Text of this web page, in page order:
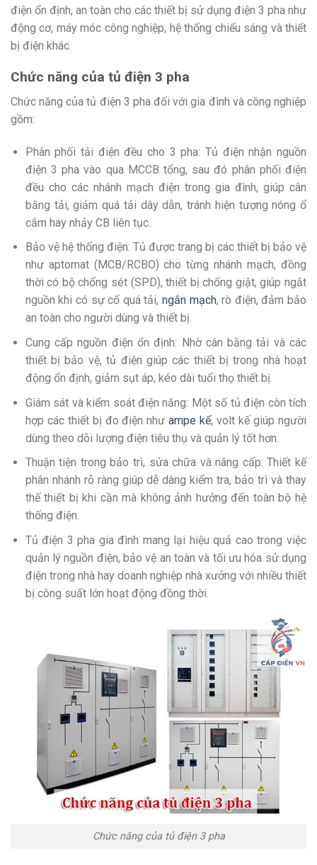
điện ổn định, an toàn cho các thiết bị sử dụng điện 3 pha như
động cơ, máy móc công nghiệp, hệ thống chiếu sáng và thiết
bị điện khác.
Chức năng của tủ điện 3 pha
Chức năng của tủ điện 3 pha đối với gia đình và công nghiệp
gồm:
Phân phối tải điện đều cho 3 pha: Tủ điện nhận nguồn
điện 3 pha vào qua MCCB tổng, sau đó phân phối điện
đều cho các nhánh mạch điện trong gia đình, giúp cân
bằng tải, giảm quá tải dây dẫn, tránh hiện tượng nóng ổ
cắm hay nhảy CB liên tục.
Bảo vệ hệ thống điện: Tủ được trang bị các thiết bị bảo vệ
như aptomat (MCB/RCBO) cho từng nhánh mạch, đồng
thời có bộ chống sét (SPD), thiết bị chống giật, giúp ngắt
nguồn khi có sự cố quá tải, ngắn mạch, rò điện, đảm bảo
an toàn cho người dùng và thiết bị.
Cung cấp nguồn điện ổn định: Nhờ cân bằng tải và các
thiết bị bảo vệ, tủ điện giúp các thiết bị trong nhà hoạt
động ổn định, giảm sụt áp, kéo dài tuổi thọ thiết bị.
Giám sát và kiểm soát điện năng: Một số tủ điện còn tích
hợp các thiết bị đo điện nhưampe kế, volt kế giúp người
dùng theo dõi lượng điện tiêu thụ và quản lý tốt hơn.
Thuận tiện trong bảo trì, sửa chữa và nâng cấp: Thiết kế
phân nhánh rõ ràng giúp dễ dàng kiểm tra, bảo trì và thay
thế thiết bị khi cần mà không ảnh hưởng đến toàn bộ hệ
thống điện.
Tủ điện 3 pha gia đình mang lại hiệu quả cao trong việc
quản lý nguồn điện, bảo vệ an toàn và tối ưu hóa sử dụng
điện trong nhà hay doanh nghiệp nhà xưởng với nhiều thiết
bị công suất lớn hoạt động đồng thời.
Chức năng của tủ điện 3 pha